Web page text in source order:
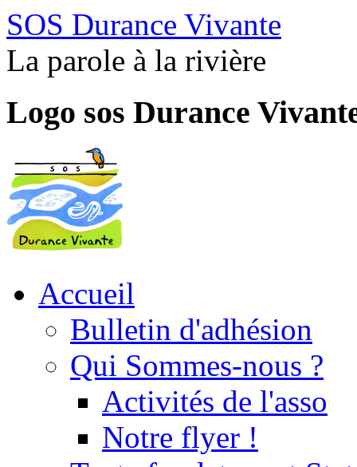
SOS Durance Vivante
La parole à la rivière
Logo sos Durance
Accueil
Bulletin d'adhésion
Qui Sommes-nous ?
Activités de l'asso
Notre flyer !